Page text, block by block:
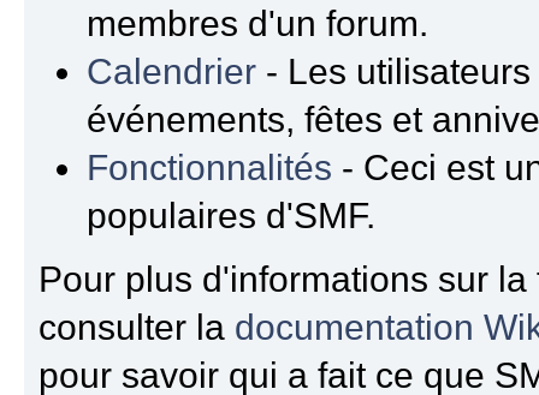
membres d'un forum.
Calendrier - Les
événements, fêtes et
Fonctionnalités - Ceci est
populaires d'SMF.
Pour plus d'informations sur
consulter la documentation
pour savoir qui a fait ce que